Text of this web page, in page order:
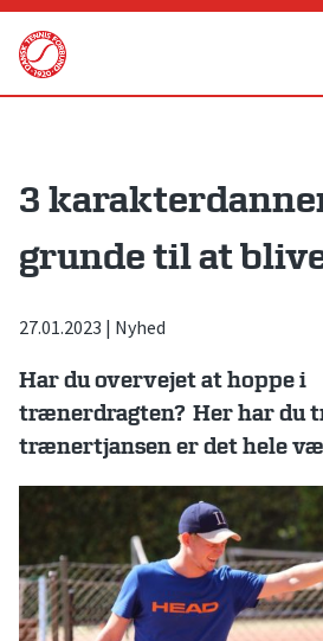
Skip
content
3
grunde til at
27.01.2023 | Nyhed
Har du overvejet at hoppe i
trænerdragten? Her har du
trænertjansen er det hele